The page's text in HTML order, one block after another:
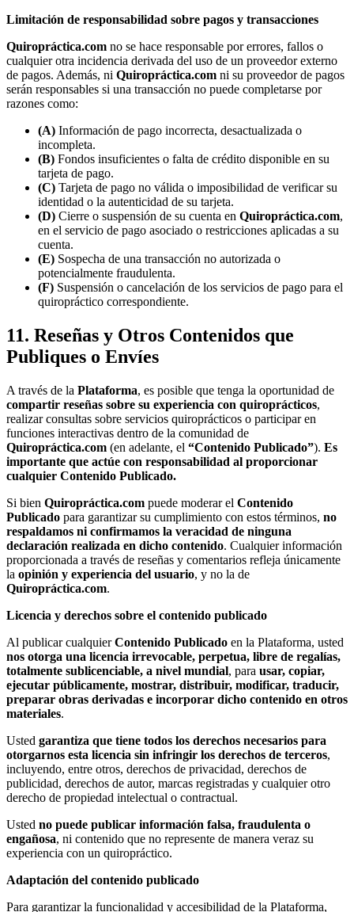
Limitación de responsabilidad sobre pagos y transacciones
Quiropráctica.com no se hace responsable por errores, fallos o
cualquier otra incidencia derivada del uso de un proveedor externo
de pagos. Además, ni Quiropráctica.com ni su proveedor de pagos
serán responsables si una transacción no puede completarse por
razones como:
(A) Información de pago incorrecta, desactualizada o
incompleta.
(B) Fondos insuficientes o falta de crédito disponible en su
tarjeta de pago.
(C) Tarjeta de pago no válida o imposibilidad de verificar su
identidad o la autenticidad de su tarjeta.
(D) Cierre o suspensión de su cuenta en Quiropráctica.com,
en el servicio de pago asociado o restricciones aplicadas a su
cuenta.
(E) Sospecha de una transacción no autorizada o
potencialmente fraudulenta.
(F) Suspensión o cancelación de los servicios de pago para el
quiropráctico correspondiente.
11. Reseñas y Otros Contenidos que
Publiques o Envíes
A través de la Plataforma, es posible que tenga la oportunidad de
compartir reseñas sobre su experiencia con quiroprácticos,
realizar consultas sobre servicios quiroprácticos o participar en
funciones interactivas dentro de la comunidad de
Quiropráctica.com (en adelante, el “Contenido Publicado”). Es
importante que actúe con responsabilidad al proporcionar
cualquier Contenido Publicado.
Si bien Quiropráctica.com puede moderar el Contenido
Publicado para garantizar su cumplimiento con estos términos, no
respaldamos ni confirmamos la veracidad de ninguna
declaración realizada en dicho contenido. Cualquier información
proporcionada a través de reseñas y comentarios refleja únicamente
la opinión y experiencia del usuario, y no la de
Quiropráctica.com.
Licencia y derechos sobre el contenido publicado
Al publicar cualquierContenido Publicado en la Plataforma, usted
nos otorga una licencia irrevocable, perpetua, libre de regalías,
totalmente sublicenciable, a nivel mundial, para usar, copiar,
ejecutar públicamente, mostrar, distribuir, modificar, traducir,
preparar obras derivadas e incorporar dicho contenido en otros
materiales.
Usted garantiza que tiene todos los derechos necesarios para
otorgarnos esta licencia sin infringir los derechos de terceros,
incluyendo, entre otros, derechos de privacidad, derechos de
publicidad, derechos de autor, marcas registradas y cualquier otro
derecho de propiedad intelectual o contractual.
Usted no puede publicar información falsa, fraudulenta o
engañosa, ni contenido que no represente de manera veraz su
experiencia con un quiropráctico.
Adaptación del contenido publicado
Para garantizar la funcionalidad y accesibilidad de la Plataforma,